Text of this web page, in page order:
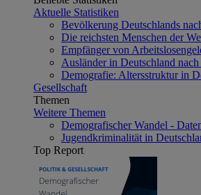
Aktuelle Statistiken
Bevölkerung Deutschlands
Die reichsten Menschen der
Empfänger von
Ausländer in Deutschland
Demografie: Altersstruktur in
Gesellschaft
Themen
Weitere Themen
Demografischer Wandel -
Jugendkriminalität in
Top Report